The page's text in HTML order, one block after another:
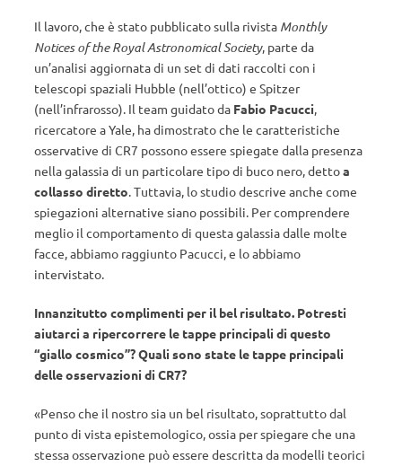
Il lavoro, che è stato pubblicato sulla rivista Monthly
Notices of the Royal Astronomical Society, parte da
un’analisi aggiornata di un set di dati raccolti con i
telescopi spaziali Hubble (nell’ottico) e Spitzer
(nell’infrarosso). Il team guidato da Fabio Pacucci,
ricercatore a Yale, ha dimostrato che le caratteristiche
osservative di CR7 possono essere spiegate dalla presenza
nella galassia di un particolare tipo di buco nero, dettoa
collasso diretto. Tuttavia, lo studio descrive anche come
spiegazioni alternative siano possibili. Per comprendere
meglio il comportamento di questa galassia dalle molte
facce, abbiamo raggiunto Pacucci, e lo abbiamo
intervistato.
Innanzitutto complimenti per il bel risultato. Potresti
aiutarci a ripercorrere le tappe principali di questo
“giallo cosmico”? Quali sono state le tappe principali
delle osservazioni di CR7?
«Penso che il nostro sia un bel risultato, soprattutto dal
punto di vista epistemologico, ossia per spiegare che una
stessa osservazione può essere descritta da modelli teorici